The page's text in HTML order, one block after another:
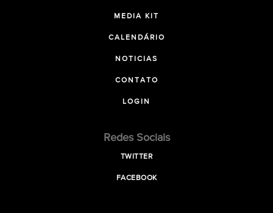
MEDIA KIT
CALENDÁRIO
NOTICIAS
CONTATO
LOGIN
Redes Sociais
TWITTER
FACEBOOK